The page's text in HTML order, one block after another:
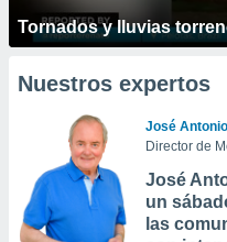
Tornados y lluvias
Nuestros expertos
José
Director de
José
un
las